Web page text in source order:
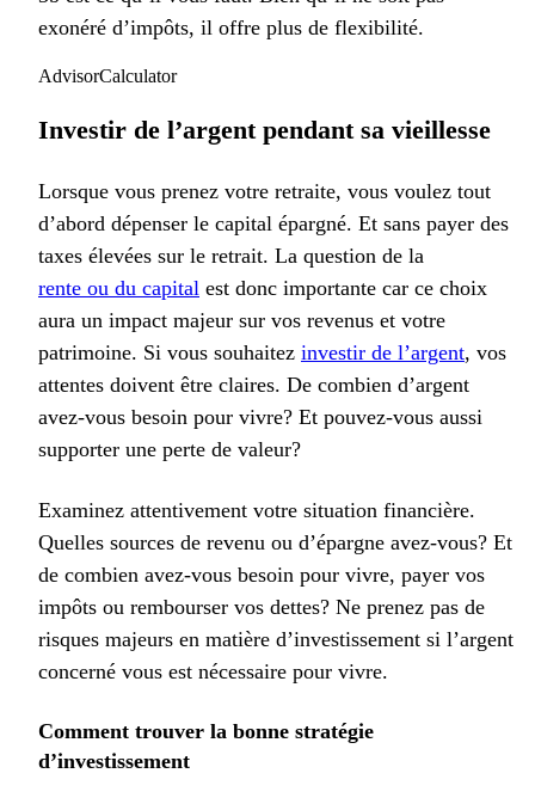
exonéré d’impôts, il offre plus de flexibilité.
AdvisorCalculator
Investir de l’argent pendant sa vieillesse
Lorsque vous prenez votre retraite, vous voulez tout
d’abord dépenser le capital épargné. Et sans payer des
taxes élevées sur le retrait. La question de la
rente ou du capital est donc importante car ce choix
aura un impact majeur sur vos revenus et votre
patrimoine. Si vous souhaitez investir de l’argent, vos
attentes doivent être claires. De combien d’argent
avez-vous besoin pour vivre? Et pouvez-vous aussi
supporter une perte de valeur?
Examinez attentivement votre situation financière.
Quelles sources de revenu ou d’épargne avez-vous? Et
de combien avez-vous besoin pour vivre, payer vos
impôts ou rembourser vos dettes? Ne prenez pas de
risques majeurs en matière d’investissement si l’argent
concerné vous est nécessaire pour vivre.
Comment trouver la bonne stratégie
d’investissement